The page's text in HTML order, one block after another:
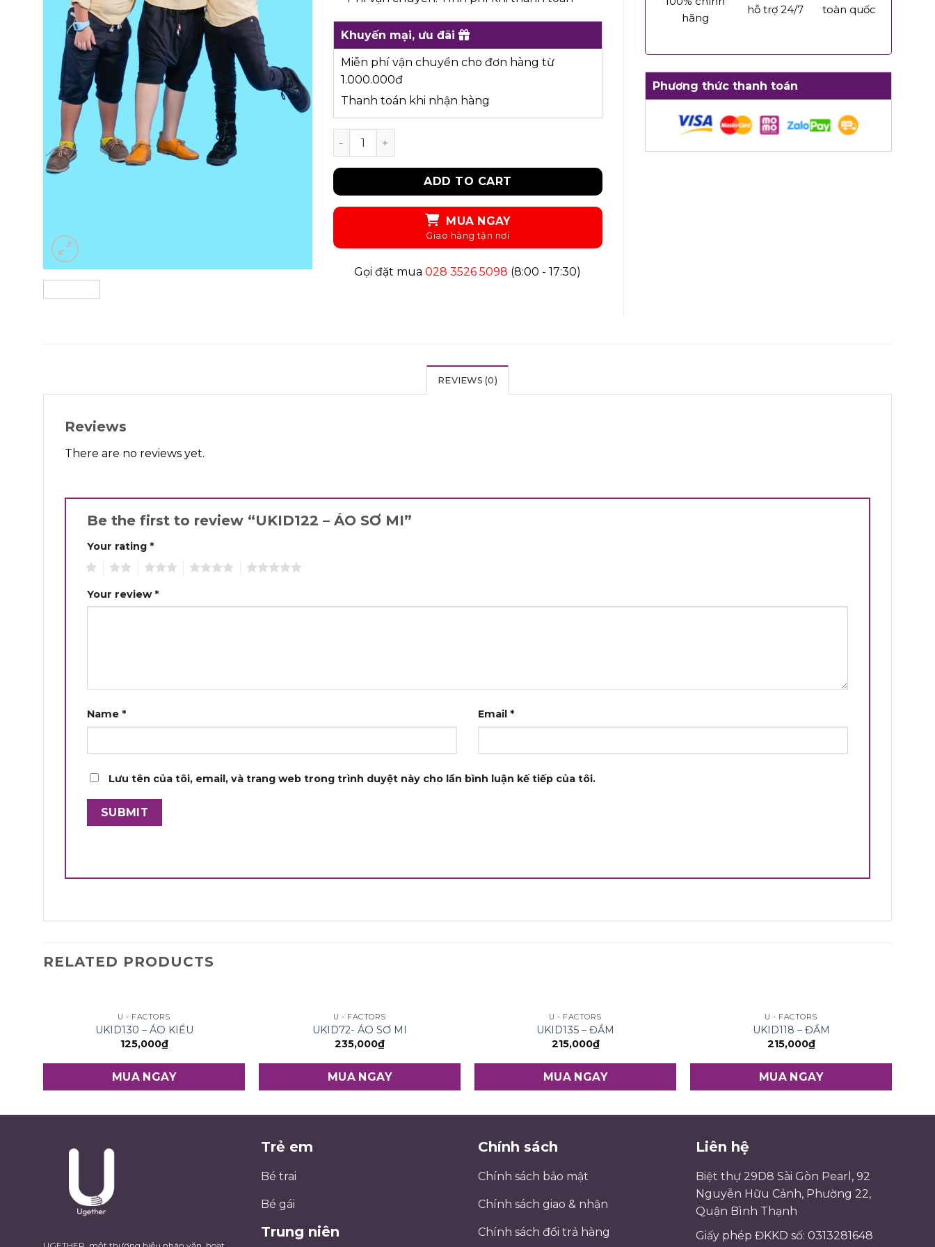
Khuyến mại, ưu đãi
Miễn phí vận chuyển cho đơn hàng từ
1.000.000đ
Thanh toán khi nhận hàng
UKID122 - ÁO SƠ MI quantity
ADD TO CART
MUA NGAY
Gọi đặt mua028 3526 5098 (8:00 - 17:30)
hãng
hỗ trợ 24/7
toàn quốc
Phương thức thanh toán
REVIEWS (0)
Reviews
There are no reviews yet.
Be the first to review “UKID122 – ÁO SƠ MI”
Your rating *
Your review*
Name * Email *
Lưu tên của tôi, email, và trang web trong trình duyệt này cho lần bình luận kế tiếp của tôi.
RELATED PRODUCTS
U - FACTORS
UKID130 – ÁO KIỂU
125,000₫
MUA NGAY
U - FACTORS
UKID72- ÁO SƠ MI
235,000₫
MUA NGAY
U - FACTORS
UKID135 – ĐẦM
215,000₫
MUA NGAY
U - FACTORS
UKID118 – ĐẦM
215,000₫
MUA NGAY
Trẻ em
Bé trai
Bé gái
Trung niên
Chính sách
Chính sách bảo mật
Chính sách giao & nhận
Chính sách đổi trả hàng
Liên hệ
Biệt thự 29D8 Sài Gòn Pearl, 92
Nguyễn Hữu Cảnh, Phường 22,
Quận Bình Thạnh
Giấy phép ĐKKD số: 0313281648